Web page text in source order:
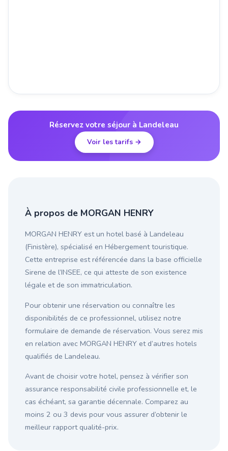
Réservez votre séjour à Landeleau
Voir les tarifs →
À propos de MORGAN HENRY
MORGAN HENRY est un hotel basé à Landeleau
(Finistère), spécialisé en Hébergement touristique.
Cette entreprise est référencée dans la base officielle
Sirene de l’INSEE, ce qui atteste de son existence
légale et de son immatriculation.
Pour obtenir une réservation ou connaître les
disponibilités de ce professionnel, utilisez notre
formulaire de demande de réservation. Vous serez mis
en relation avec MORGAN HENRY et d’autres hotels
qualifiés de Landeleau.
Avant de choisir votre hotel, pensez à vérifier son
assurance responsabilité civile professionnelle et, le
cas échéant, sa garantie décennale. Comparez au
moins 2 ou 3 devis pour vous assurer d’obtenir le
meilleur rapport qualité-prix.